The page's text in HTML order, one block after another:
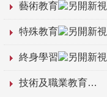
藝術教育
特殊教育
終身學習
技術及職業教育